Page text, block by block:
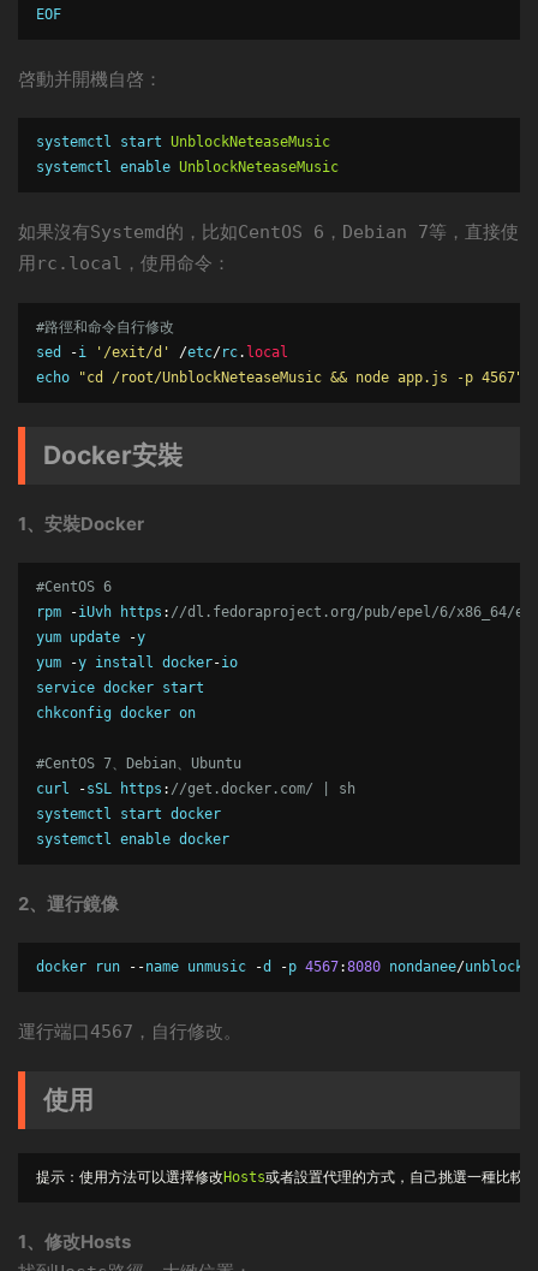
EOF
啓動并開機自啓：
systemctl start UnblockNeteaseMusic
systemctl enable UnblockNeteaseMusic
如果沒有Systemd的，比如CentOS 6 ， Debian 7等，直接使
用rc.local ，使用命令：
#路徑和命令自行修改
sed
-i '/exit/d' /etc/rc. local
echo
"cd /root/UnblockNeteaseMusic && node app.js -p 4567"
Docker安裝
1、安裝Docker
#CentOS 6
rpm
-iUvh https : //dl.fedoraproject.org/pub/epel/6/x86_64/
yum update
-y
yum
-y install docker-io
service docker start
chkconfig docker on
#CentOS 7、Debian、Ubuntu
curl
-sSL https : //get.docker.com/ | sh
systemctl start docker
systemctl enable docker
2、運行鏡像
docker run --name unmusic -d -p 4567:8080 nondanee/
運行端口4567 ，自行修改。
使用
提示：使用方法可以選擇修改 Hosts或者設置代理的方式，自己挑選一種比較
1、修改Hosts